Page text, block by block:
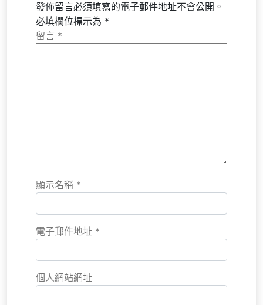
發佈留言必須填寫的電子郵件地址不會公開。
必填欄位標示為 *
留言 *
顯示名稱 *
電子郵件地址 *
個人網站網址